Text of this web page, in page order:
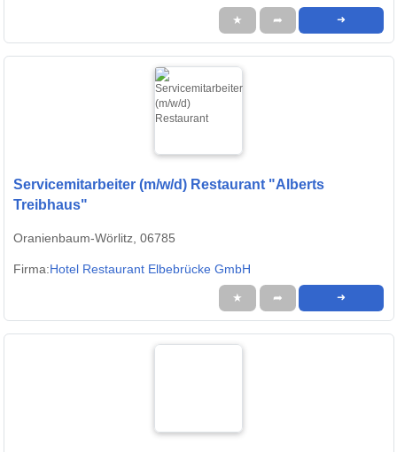
★ ➦ ➜
Servicemitarbeiter (m/w/d) Restaurant "Alberts
Treibhaus"
Oranienbaum-Wörlitz, 06785
Firma:Hotel Restaurant Elbebrücke GmbH
★ ➦ ➜